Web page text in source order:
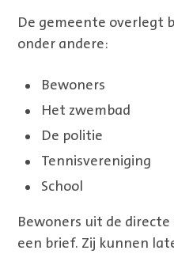
De gemeente overlegt
onder andere:
Bewoners
Het zwembad
De politie
Tennisvereniging
School
Bewoners uit de
een brief. Zij kunnen